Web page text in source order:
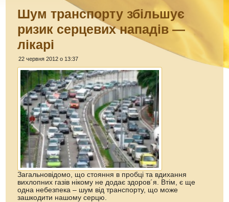
Шум транспорту збільшує
ризик серцевих нападів —
лікарі
22 червня 2012 о 13:37
Загальновідомо, що стояння в пробці та вдихання
вихлопних газів нікому не додає здоров´я. Втім, є ще
одна небезпека – шум від транспорту, що може
зашкодити нашому серцю.